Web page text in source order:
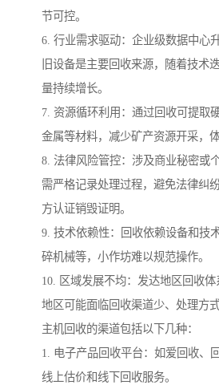
节可控。
6. 行业需求驱动：企业级数据中心
旧设备是主要回收来源，随着技术
量持续增长。
7. 资源循环利用：通过回收可提取
金属等材料，减少矿产资源开采，
8. 法律风险管控：涉及商业秘密或
需严格记录处理过程，避免法律纠
方认证销毁证明。
9. 技术依赖性：回收依赖设备和技
碎机械等，小作坊难以规范操作。
10. 区域发展不均：发达地区回收
地区可能面临回收渠道少、处理方
主机回收的渠道包括以下几种：
1. 电子产品回收平台：如爱回收、
线上估价和线下回收服务。